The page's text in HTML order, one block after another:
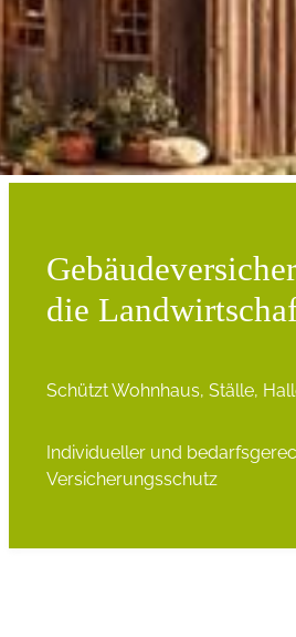
die
Schützt Wohnhaus, Ställe,
Individueller und
Versicherungsschutz